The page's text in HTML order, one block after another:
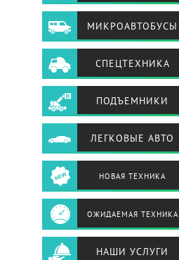
МИКРОАВТОБУСЫ
СПЕЦТЕХНИКА
ПОДЪЕМНИКИ
ЛЕГКОВЫЕ АВТО
НОВАЯ ТЕХНИКА
ОЖИДАЕМАЯ ТЕХНИКА
НАШИ УСЛУГИ